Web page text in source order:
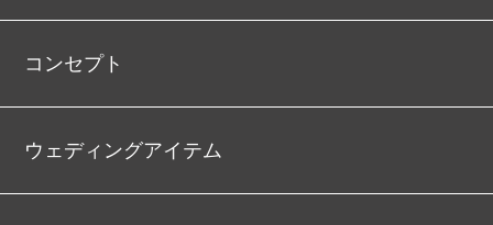
コンセプト
ウェディングアイテム